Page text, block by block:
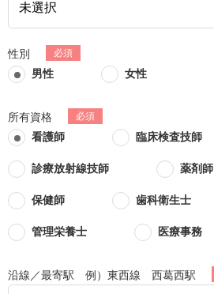
性別
男性
女性
所有資格
看護師
臨床検査技師
診療放射線技師 薬剤師
保健師 歯科衛生士
管理栄養士 医療事務
沿線／最寄駅 例）東西線 西葛西駅